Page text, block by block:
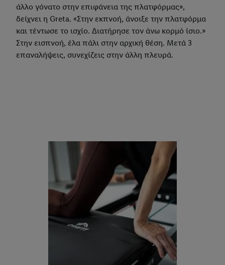
άλλο γόνατο στην επιφάνεια της πλατφόρμας»,
δείχνει η Greta. «Στην εκπνοή, άνοιξε την πλατφόρμα
και τέντωσε το ισχίο. Διατήρησε τον άνω κορμό ίσιο.»
Στην εισπνοή, έλα πάλι στην αρχική θέση. Μετά 3
επαναλήψεις, συνεχίζεις στην άλλη πλευρά.